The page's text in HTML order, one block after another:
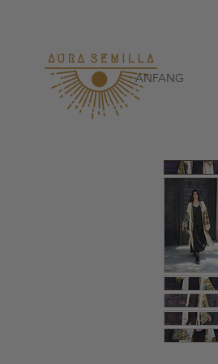
ANFANG